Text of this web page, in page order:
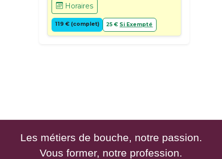
Horaires
119 € (complet) 25 € Si Exempté
Les métiers de bouche, notre passion.
Vous former, notre profession.